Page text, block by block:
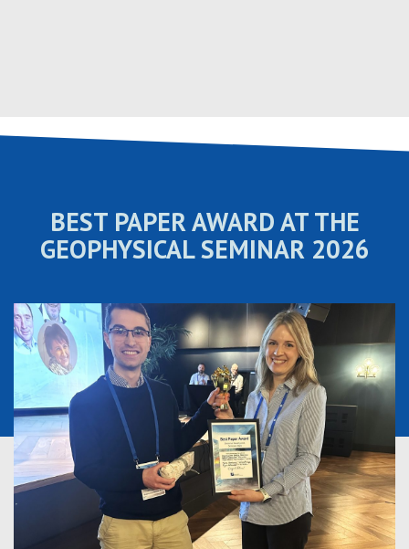
BEST PAPER AWARD AT THE
GEOPHYSICAL SEMINAR 2026